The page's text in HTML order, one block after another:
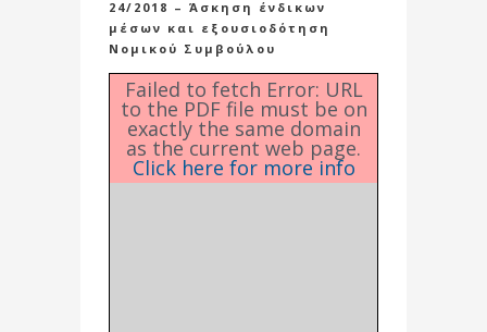
24/2018 – Άσκηση ένδικων
μέσων και εξουσιοδότηση
Νομικού Συμβούλου
Failed to fetch Error: URL
to the PDF file must be on
exactly the same domain
as the current web page.
Click here for more info